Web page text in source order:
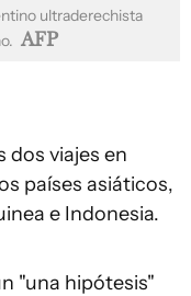
ultraderechista
AFP
dos viajes en
países asiáticos,
e Indonesia.
"una hipótesis"